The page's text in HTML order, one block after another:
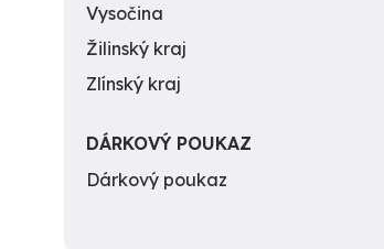
Vysočina
Žilinský kraj
Zlínský kraj
DÁRKOVÝ POUKAZ
Dárkový poukaz